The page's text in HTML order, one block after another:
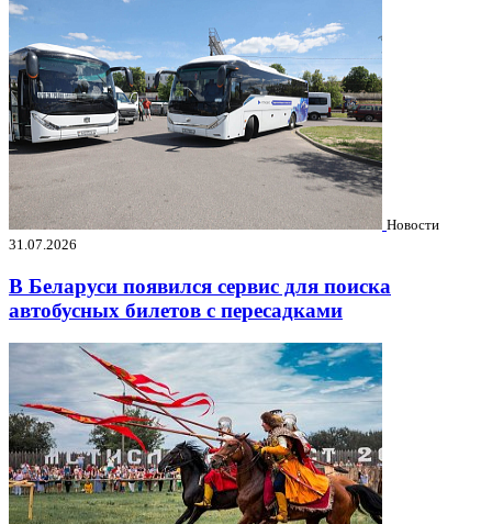
Новости
31.07.2026
В Беларуси появился сервис для поиска
автобусных билетов с пересадками